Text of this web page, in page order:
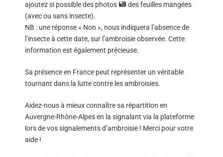
ajoutez si possible des photos
des feuilles mangées
(avec ou sans insecte).
NB : une réponse « Non », nous indiquera l’absence de
l’insecte à cette date, sur l’ambroisie observée. Cette
information est également précieuse.
Sa présence en France peut représenter un véritable
tournant dans la lutte contre les ambroisies.
Aidez-nous à mieux connaître sa répartition en
Auvergne-Rhône-Alpes en la signalant via la plateforme
lors de vos signalements d’ambroisie ! Merci pour votre
aide !